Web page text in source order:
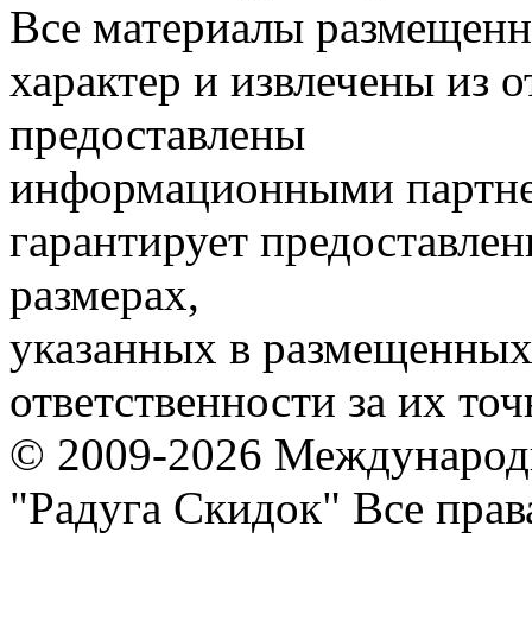
Все материалы
характер и извлечены из
предоставлены
информационными
гарантирует
размерах,
указанных в
ответственности за их
© 2009-2026
"Радуга Скидок" Все